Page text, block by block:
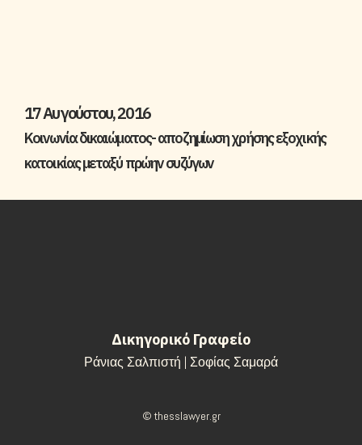
17 Αυγούστου, 2016
Κοινωνία δικαιώματος- αποζημίωση χρήσης εξοχικής
κατοικίας μεταξύ πρώην συζύγων
Δικηγορικό Γραφείο
Ράνιας Σαλπιστή | Σοφίας Σαμαρά
© thesslawyer.gr